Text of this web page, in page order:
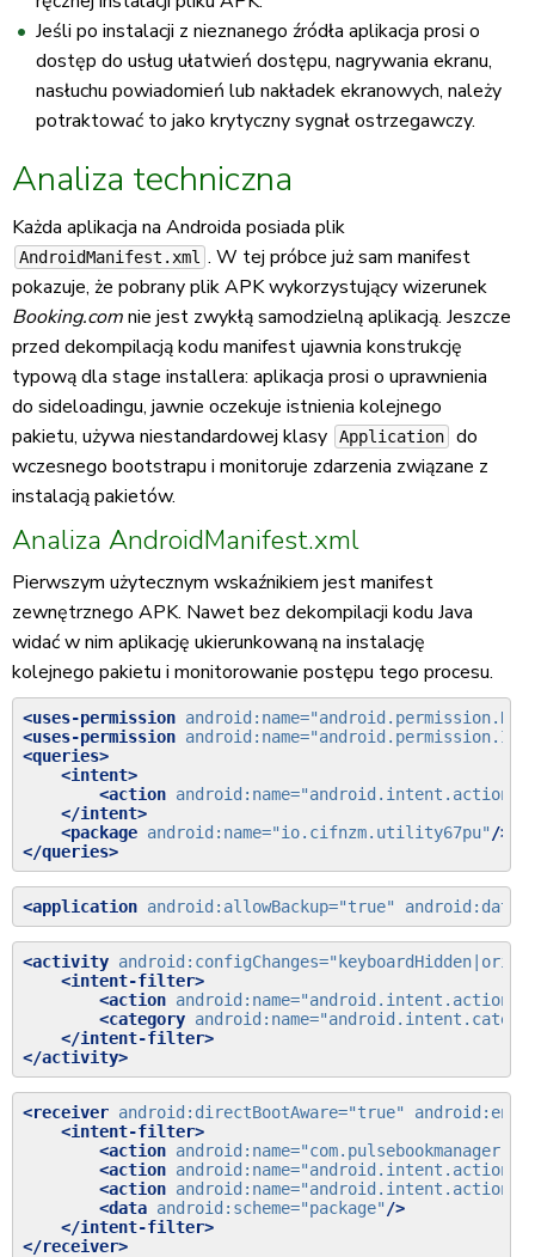
Jeśli po instalacji z nieznanego źródła aplikacja prosi o
dostęp do usług ułatwień dostępu, nagrywania ekranu,
nasłuchu powiadomień lub nakładek ekranowych, należy
potraktować to jako krytyczny sygnał ostrzegawczy.
Analiza techniczna
Każda aplikacja na Androida posiada plik
AndroidManifest.xml . W tej próbce już sam manifest
pokazuje, że pobrany plik APK wykorzystujący wizerunek
Booking.comnie jest zwykłą samodzielną aplikacją. Jeszcze
przed dekompilacją kodu manifest ujawnia konstrukcję
typową dla stage installera: aplikacja prosi o uprawnienia
do sideloadingu, jawnie oczekuje istnienia kolejnego
pakietu, używa niestandardowej klasy
Application
do
wczesnego bootstrapu i monitoruje zdarzenia związane z
instalacją pakietów.
Analiza AndroidManifest.xml
Pierwszym użytecznym wskaźnikiem jest manifest
zewnętrznego APK. Nawet bez dekompilacji kodu Java
widać w nim aplikację ukierunkowaną na instalację
kolejnego pakietu i monitorowanie postępu tego procesu.
<uses-permission android:name=
<uses-permission android:name=
<queries>
<intent>
<action android:name=
</intent>
<package android:name="io.cifnzm.utility67pu" />
</queries>
<application android:allowBackup="true"
<activity android:configChanges=
<intent-filter>
<action android:name=
<category android:name=
</intent-filter>
</activity>
<receiver android:directBootAware="true"
<intent-filter>
<action android:name=
<action android:name=
<action android:name=
<data android:scheme="package" />
</intent-filter>
</receiver>